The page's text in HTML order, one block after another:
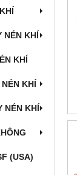
NÉN KHÍ
KHÍ
KHÍ
NÉN KHÍ
(USA)